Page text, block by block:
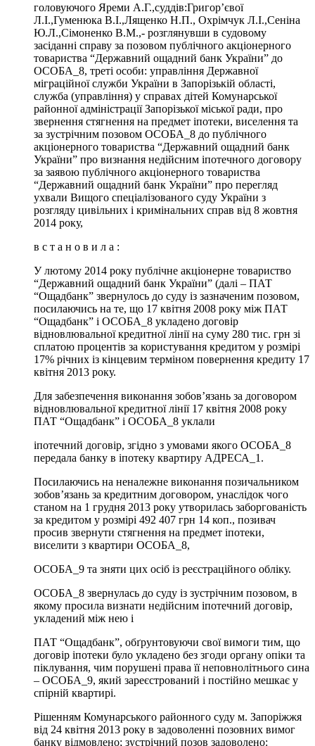
головуючого Яреми А.Г.,суддів:Григор’євої
Л.І.,Гуменюка В.І.,Лященко Н.П., Охрімчук Л.І.,Сеніна
Ю.Л.,Сімоненко В.М.,- розглянувши в судовому
засіданні справу за позовом публічного акціонерного
товариства “Державний ощадний банк України” до
ОСОБА_8, треті особи: управління Державної
міграційної служби України в Запорізькій області,
служба (управління) у справах дітей Комунарської
районної адміністрації Запорізької міської ради, про
звернення стягнення на предмет іпотеки, виселення та
за зустрічним позовом ОСОБА_8 до публічного
акціонерного товариства “Державний ощадний банк
України” про визнання недійсним іпотечного договору
за заявою публічного акціонерного товариства
“Державний ощадний банк України” про перегляд
ухвали Вищого спеціалізованого суду України з
розгляду цивільних і кримінальних справ від 8 жовтня
2014 року,
в с т а н о в и л а :
У лютому 2014 року публічне акціонерне товариство
“Державний ощадний банк України” (далі – ПАТ
“Ощадбанк” звернулось до суду із зазначеним позовом,
посилаючись на те, що 17 квітня 2008 року між ПАТ
“Ощадбанк” і ОСОБА_8 укладено договір
відновлювальної кредитної лінії на суму 280 тис. грн зі
сплатою процентів за користування кредитом у розмірі
17% річних із кінцевим терміном повернення кредиту 17
квітня 2013 року.
Для забезпечення виконання зобов’язань за договором
відновлювальної кредитної лінії 17 квітня 2008 року
ПАТ “Ощадбанк” і ОСОБА_8 уклали
іпотечний договір, згідно з умовами якого ОСОБА_8
передала банку в іпотеку квартиру АДРЕСА_1.
Посилаючись на неналежне виконання позичальником
зобов’язань за кредитним договором, унаслідок чого
станом на 1 грудня 2013 року утворилась заборгованість
за кредитом у розмірі 492 407 грн 14 коп., позивач
просив звернути стягнення на предмет іпотеки,
виселити з квартири ОСОБА_8,
ОСОБА_9 та зняти цих осіб із реєстраційного обліку.
ОСОБА_8 звернулась до суду із зустрічним позовом, в
якому просила визнати недійсним іпотечний договір,
укладений між нею і
ПАТ “Ощадбанк”, обґрунтовуючи свої вимоги тим, що
договір іпотеки було укладено без згоди органу опіки та
піклування, чим порушені права її неповнолітнього сина
– ОСОБА_9, який зареєстрований і постійно мешкає у
спірній квартирі.
Рішенням Комунарського районного суду м. Запоріжжя
від 24 квітня 2013 року в задоволенні позовних вимог
банку відмовлено; зустрічний позов задоволено: